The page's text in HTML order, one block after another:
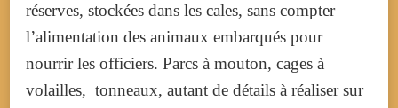
réserves, stockées dans les cales, sans compter
l’alimentation des animaux embarqués pour
nourrir les officiers. Parcs à mouton, cages à
volailles, tonneaux, autant de détails à réaliser sur